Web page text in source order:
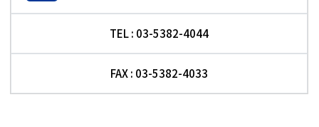
TEL : 03-5382-4044
FAX : 03-5382-4033